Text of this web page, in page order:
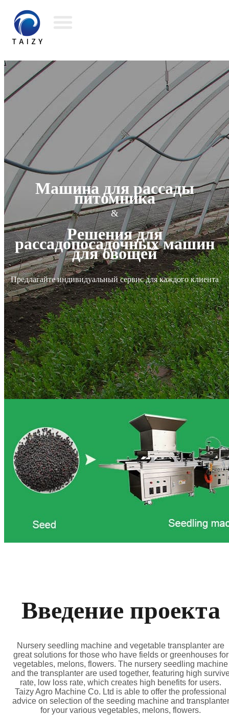
Машина для рассады
питомника
Решения для
рассадопосадочных машин
для овощей
Предлагайте индивидуальный сервис для каждого клиента
Введение проекта
Nursery seedling machine and vegetable transplanter are
great solutions for those who have fields or greenhouses for
vegetables, melons, flowers. The nursery seedling machine
and the transplanter are used together, featuring high
rate, low loss rate, which creates high benefits for users.
Taizy Agro Machine Co. Ltd is able to offer the professional
advice on selection of the seeding machine and transplanter
for your various vegetables, melons, flowers.